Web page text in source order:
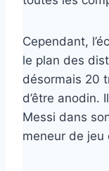
Cependant,
le plan des
désormais 20
d’être anodin.
Messi dans
meneur de jeu